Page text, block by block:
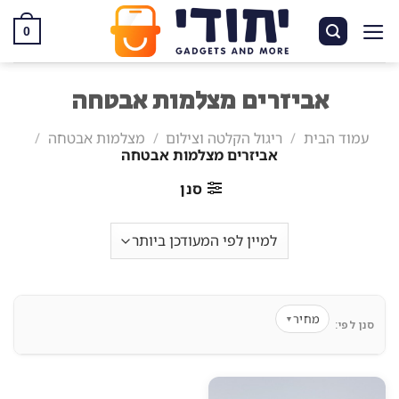
0
אביזרים מצלמות אבטחה
עמוד הבית / ריגול הקלטה וצילום / מצלמות אבטחה /
אביזרים מצלמות אבטחה
סנן
סנן לפי: מחיר▼